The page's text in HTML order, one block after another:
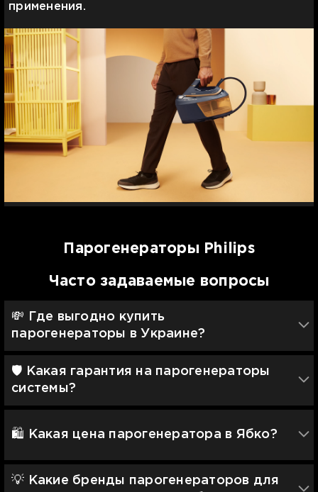
применения.
Парогенераторы Philips
Часто задаваемые вопросы
💸 Где выгодно купить
парогенераторы в Украине?
🛡 Какая гарантия на парогенераторы
системы?
🛍️ Какая цена парогенератора в Ябко?
💡 Какие бренды парогенераторов для